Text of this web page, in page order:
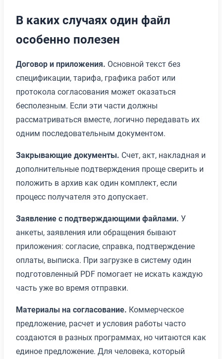
В каких случаях один файл
особенно полезен
Договор и приложения. Основной текст без
спецификации, тарифа, графика работ или
протокола согласования может оказаться
бесполезным. Если эти части должны
рассматриваться вместе, логично передавать их
одним последовательным документом.
Закрывающие документы. Счет, акт, накладная и
дополнительные подтверждения проще сверить и
положить в архив как один комплект, если
процесс получателя это допускает.
Заявление с подтверждающими файлами. У
анкеты, заявления или обращения бывают
приложения: согласие, справка, подтверждение
оплаты, выписка. При загрузке в систему один
подготовленный PDF помогает не искать каждую
часть уже во время отправки.
Материалы на согласование. Коммерческое
предложение, расчет и условия работы часто
создаются в разных программах, но читаются как
единое предложение. Для человека, который